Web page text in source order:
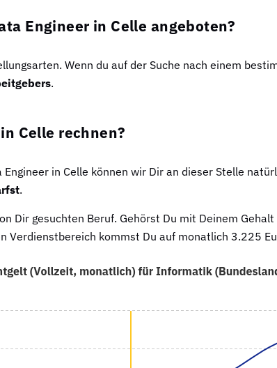
Engineer in Celle angeboten?
Wenn du auf der Suche nach einem
.
Celle rechnen?
in Celle können wir Dir an dieser Stelle
.
Dir gesuchten Beruf. Gehörst Du mit Deinem
Verdienstbereich kommst Du auf monatlich 3.225